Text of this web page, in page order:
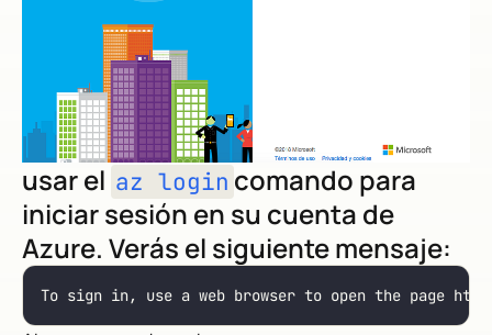
usar el az login comando para
iniciar sesión en su cuenta de
Azure. Verás el siguiente mensaje:
To sign in, use a web browser to open the page